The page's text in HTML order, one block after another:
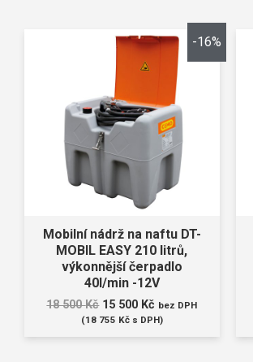
-16%
Mobilní nádrž na naftu DT-
MOBIL EASY 210 litrů,
výkonnější čerpadlo
40l/min -12V
18 500Kč 15 500 Kč bez DPH
(18 755 Kčs DPH)